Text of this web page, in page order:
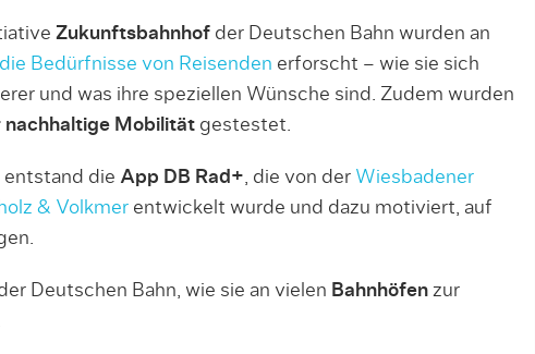
Zukunftsbahnhofder Deutschen Bahn wurden an
Bedürfnisse von Reisenden erforscht – wie sie sich
und was ihre speziellen Wünsche sind. Zudem wurden
nachhaltige Mobilitätgestestet.
entstand die App DB Rad+, die von der Wiesbadener
& Volkmerentwickelt wurde und dazu motiviert, auf
Deutschen Bahn, wie sie an vielen Bahnhöfenzur